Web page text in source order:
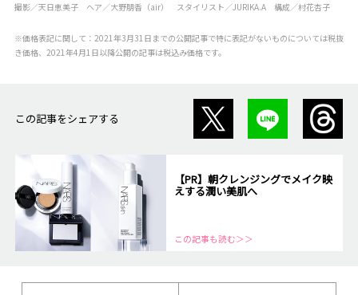
撮影／天日恵美子 ヘア／大野朋香（air） スタイリスト／JURIKA.A 構成／村花杏子
※価格表記に関して：2021年3月31日までの公開記事で特に表記がないものについては税抜
き価格、2021年4月1日以降公開の記事は税込み価格です。
この記事をシェアする
【PR】朝クレンジングでメイク映
えする潤い美肌へ
この記事も読む＞＞